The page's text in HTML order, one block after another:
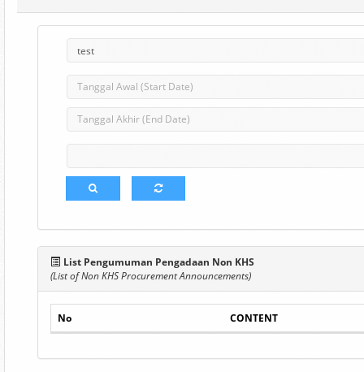
List Pengumuman Pengadaan Non KHS
(List of Non KHS Procurement Announcements)
No CONTENT